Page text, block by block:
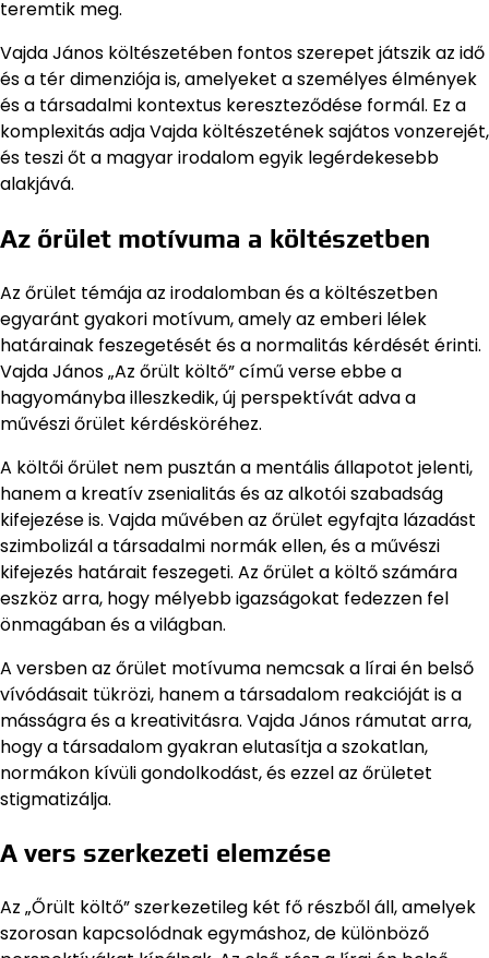
teremtik meg.
Vajda János költészetében fontos szerepet játszik az idő
és a tér dimenziója is, amelyeket a személyes élmények
és a társadalmi kontextus kereszteződése formál. Ez a
komplexitás adja Vajda költészetének sajátos vonzerejét,
és teszi őt a magyar irodalom egyik legérdekesebb
alakjává.
Az őrület motívuma a költészetben
Az őrület témája az irodalomban és a költészetben
egyaránt gyakori motívum, amely az emberi lélek
határainak feszegetését és a normalitás kérdését érinti.
Vajda János „Az őrült költő” című verse ebbe a
hagyományba illeszkedik, új perspektívát adva a
művészi őrület kérdésköréhez.
A költői őrület nem pusztán a mentális állapotot jelenti,
hanem a kreatív zsenialitás és az alkotói szabadság
kifejezése is. Vajda művében az őrület egyfajta lázadást
szimbolizál a társadalmi normák ellen, és a művészi
kifejezés határait feszegeti. Az őrület a költő számára
eszköz arra, hogy mélyebb igazságokat fedezzen fel
önmagában és a világban.
A versben az őrület motívuma nemcsak a lírai én belső
vívódásait tükrözi, hanem a társadalom reakcióját is a
másságra és a kreativitásra. Vajda János rámutat arra,
hogy a társadalom gyakran elutasítja a szokatlan,
normákon kívüli gondolkodást, és ezzel az őrületet
stigmatizálja.
A vers szerkezeti elemzése
Az „Őrült költő” szerkezetileg két fő részből áll, amelyek
szorosan kapcsolódnak egymáshoz, de különböző